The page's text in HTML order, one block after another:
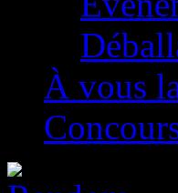
À vous